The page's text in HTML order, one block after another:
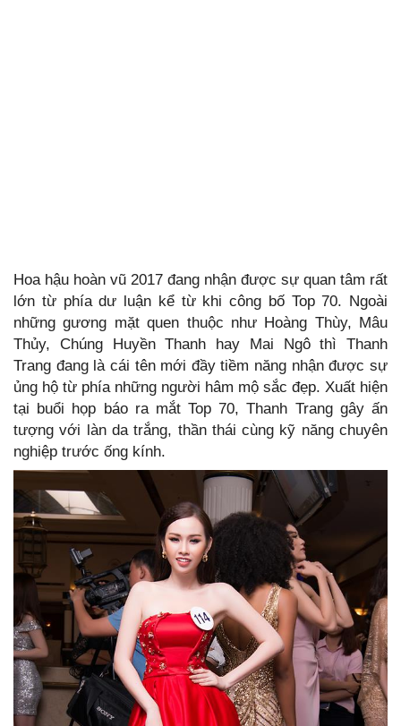
Hoa hậu hoàn vũ 2017 đang nhận được sự quan tâm rất
lớn từ phía dư luận kể từ khi công bố Top 70. Ngoài
những gương mặt quen thuộc như Hoàng Thùy, Mâu
Thủy, Chúng Huyền Thanh hay Mai Ngô thì Thanh
Trang đang là cái tên mới đầy tiềm năng nhận được sự
ủng hộ từ phía những người hâm mộ sắc đẹp. Xuất hiện
tại buổi họp báo ra mắt Top 70, Thanh Trang gây ấn
tượng với làn da trắng, thần thái cùng kỹ năng chuyên
nghiệp trước ống kính.